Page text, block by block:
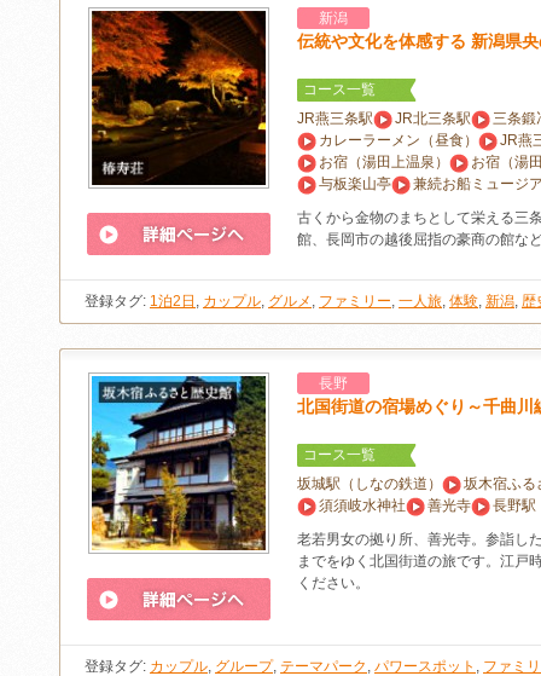
新潟
伝統や文化を体感する 新潟県
コース一覧
JR燕三条駅
JR北三条駅
三条鍛
カレーラーメン（昼食）
JR燕
お宿（湯田上温泉）
お宿（湯
与板楽山亭
兼続お船ミュージ
古くから金物のまちとして栄える三
館、長岡市の越後屈指の豪商の館な
登録タグ: 1泊2日 , カップル, グルメ , ファミリー, 一人旅, 体験, 新潟, 歴
長野
北国街道の宿場めぐり～千曲川
コース一覧
坂城駅（しなの鉄道）
坂木宿ふる
須須岐水神社
善光寺
長野駅
老若男女の拠り所、善光寺。参詣し
までをゆく北国街道の旅です。江戸
ください。
登録タグ: カップル, グループ, テーマパーク , パワースポット , ファミ